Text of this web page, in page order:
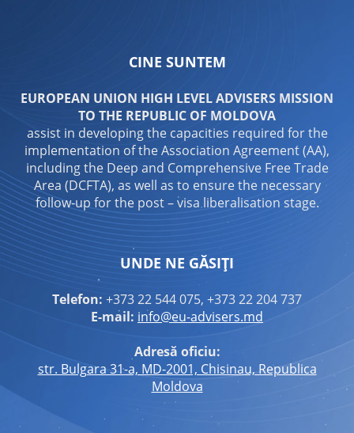
CINE SUNTEM
EUROPEAN UNION HIGH LEVEL ADVISERS MISSION
TO THE REPUBLIC OF MOLDOVA
assist in developing the capacities required for the
implementation of the Association Agreement (AA),
including the Deep and Comprehensive Free Trade
Area (DCFTA), as well as to ensure the necessary
follow-up for the post – visa liberalisation stage.
UNDE NE GĂSIȚI
Telefon: +373 22 544 075, +373 22 204 737
E-mail: info@eu-advisers.md
Adresă oficiu:
str. Bulgara 31-a, MD-2001, Chisinau, Republica
Moldova